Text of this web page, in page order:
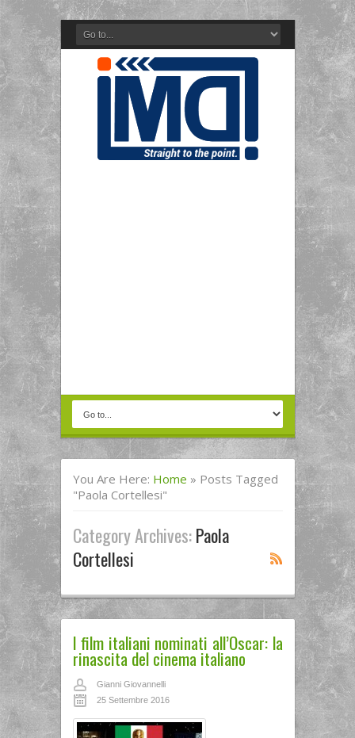
You Are Here: Home » Posts Tagged
"Paola Cortellesi"
Category Archives:Paola
Cortellesi
I film italiani nominati all’Oscar: la
rinascita del cinema italiano
Gianni Giovannelli
25 Settembre 2016